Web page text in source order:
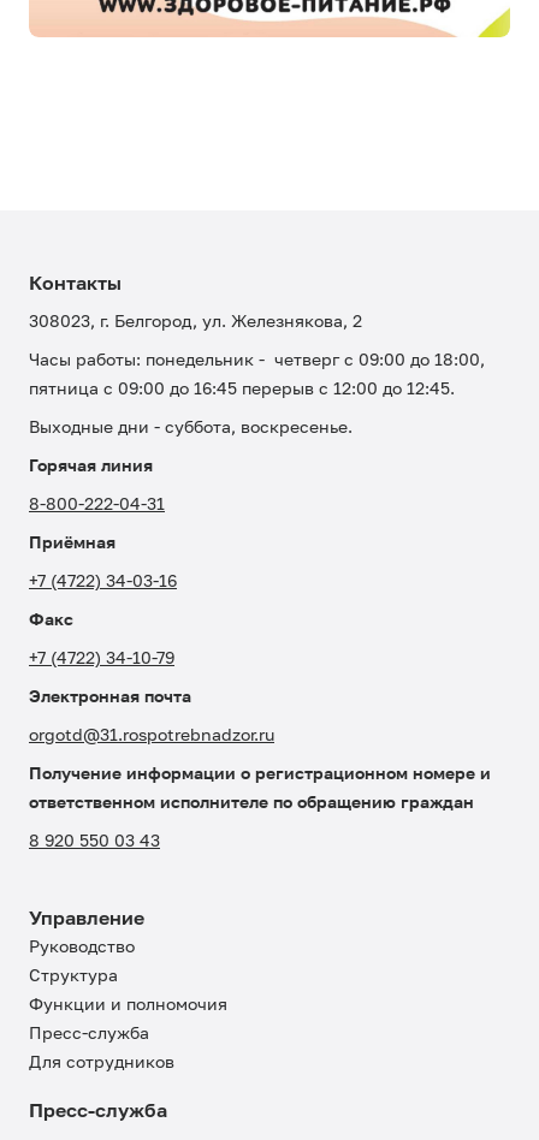
Контакты
308023, г. Белгород, ул. Железнякова, 2
Часы работы: понедельник - четверг с 09:00 до 18:00,
пятница с 09:00 до 16:45 перерыв с 12:00 до 12:45.
Выходные дни - суббота, воскресенье.
Горячая линия
8-800-222-04-31
Приёмная
+7 (4722) 34-03-16
Факс
+7 (4722) 34-10-79
Электронная почта
orgotd@31.rospotrebnadzor.ru
Получение информации о регистрационном номере и
ответственном исполнителе по обращению граждан
8 920 550 03 43
Управление
Руководство
Структура
Функции и полномочия
Пресс-служба
Для сотрудников
Пресс-служба